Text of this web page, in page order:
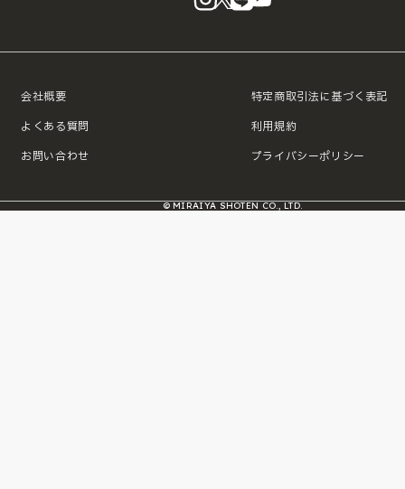
会社概要
よくある質問
お問い合わせ
特定商取引法に基づく表記
利用規約
プライバシーポリシー
© MIRAIYA SHOTEN CO., LTD.